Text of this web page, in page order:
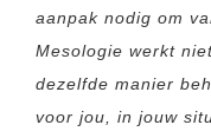
aanpak nodig om
Mesologie werkt
dezelfde manier
voor jou, in jouw